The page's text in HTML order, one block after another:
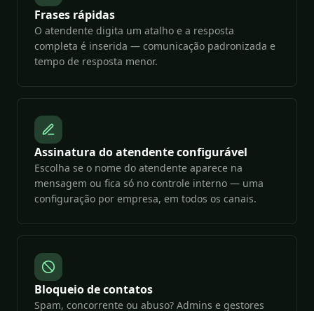
Frases rápidas
O atendente digita um atalho e a resposta
completa é inserida — comunicação padronizada e
tempo de resposta menor.
Assinatura do atendente configurável
Escolha se o nome do atendente aparece na
mensagem ou fica só no controle interno — uma
configuração por empresa, em todos os canais.
Bloqueio de contatos
Spam, concorrente ou abuso? Admins e gestores